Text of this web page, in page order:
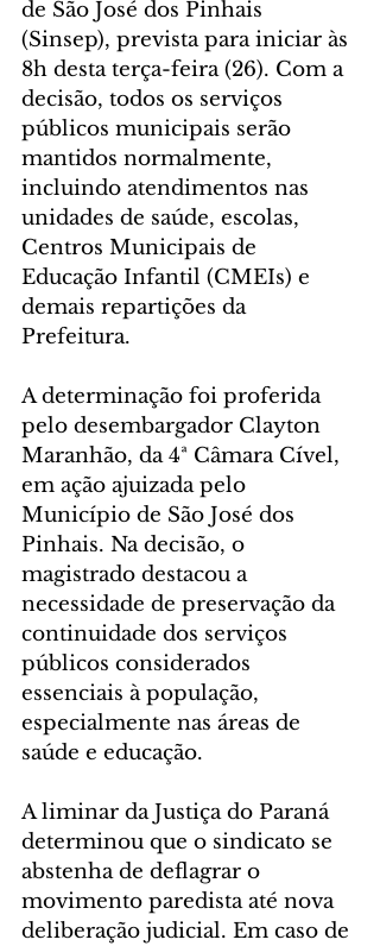
de São José dos Pinhais
(Sinsep), prevista para iniciar às
8h desta terça-feira (26). Com a
decisão, todos os serviços
públicos municipais serão
mantidos normalmente,
incluindo atendimentos nas
unidades de saúde, escolas,
Centros Municipais de
Educação Infantil (CMEIs) e
demais repartições da
Prefeitura.
A determinação foi proferida
pelo desembargador Clayton
Maranhão, da 4ª Câmara Cível,
em ação ajuizada pelo
Município de São José dos
Pinhais. Na decisão, o
magistrado destacou a
necessidade de preservação da
continuidade dos serviços
públicos considerados
essenciais à população,
especialmente nas áreas de
saúde e educação.
A liminar da Justiça do Paraná
determinou que o sindicato se
abstenha de deflagrar o
movimento paredista até nova
deliberação judicial. Em caso de